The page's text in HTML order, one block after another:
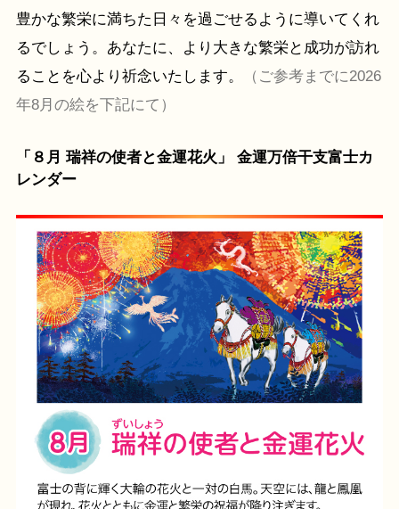
豊かな繁栄に満ちた日々を過ごせるように導いてくれ
るでしょう。あなたに、より大きな繁栄と成功が訪れ
ることを心より祈念いたします。
（ご参考までに2026
年8月の絵を下記にて）
「８月 瑞祥の使者と金運花火」 金運万倍干支富士カ
レンダー